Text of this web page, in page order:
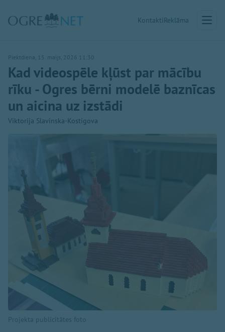
KontaktiReklāma
Piektdiena, 15. maijs, 2026 11:30
Kad videospēle kļūst par mācību
rīku - Ogres bērni modelē baznīcas
un aicina uz izstādi
Viktorija Slavinska-Kostigova
Projekta publicitātes foto